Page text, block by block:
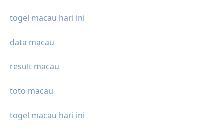
togel macau hari ini
data macau
result macau
toto macau
togel macau hari ini